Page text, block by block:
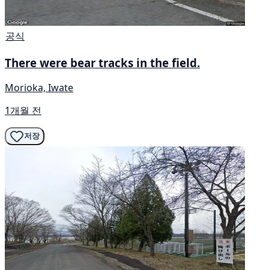
공식
There were bear tracks in the field.
Morioka, Iwate
1개월 전
저장